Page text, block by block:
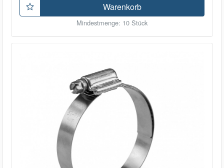
Warenkorb
Mindestmenge: 10 Stück